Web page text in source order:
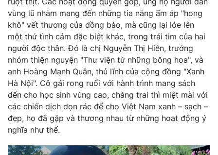
Nhân vật
Khán giả
Giải sao mai
Âm nhạc
Sao
Du lịch
Làm đẹp
Chất lượng cuộc sống
Giáo dục
Tuyển sinh
Học trực tuyến
Công nghệ
Hitech Công nghệ tương lai
Sản phẩm
Thị trường
Tư vấn
Giao lưu trực tuyến
Lịch phát sóng
Chuyên mục khác
vùng lũ nhằm mang đến những tia nắng ấm áp "hong
khô" vết thương của đồng bào, mà cũng lại lóe lên
một thứ tình cảm đặc biệt khác, trong trái tim của hai
người độc thân. Đó là chị Nguyễn Thị Hiền, trưởng
nhóm thiện nguyện "Thư viện từ những bông hoa", và
anh Hoàng Mạnh Quân, thủ lĩnh của cộng đồng "Xanh
Hà Nội". Cô gái rong ruổi với hành trình mang sách
đến cho học sinh vùng cao, chàng trai thì miệt mài với
các chiến dịch dọn rác để cho Việt Nam xanh – sạch –
đẹp, họ đã gặp và thương nhau từ những hoạt động ý
nghĩa như thế.